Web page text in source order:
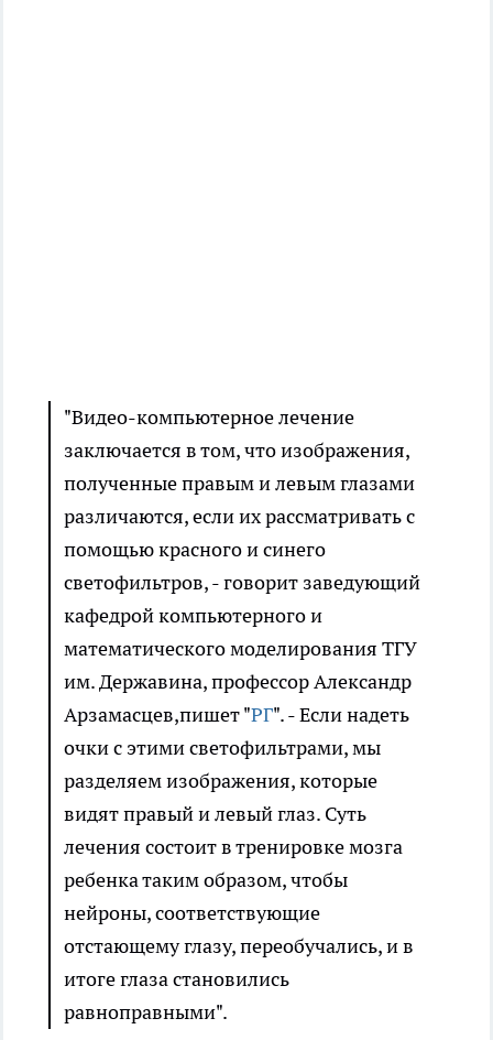
"Видео-компьютерное лечение
заключается в том, что изображения,
полученные правым и левым глазами
различаются, если их рассматривать с
помощью красного и синего
светофильтров, - говорит заведующий
кафедрой компьютерного и
математического моделирования ТГУ
им. Державина, профессор Александр
Арзамасцев,пишет "РГ". - Если надеть
очки с этими светофильтрами, мы
разделяем изображения, которые
видят правый и левый глаз. Суть
лечения состоит в тренировке мозга
ребенка таким образом, чтобы
нейроны, соответствующие
отстающему глазу, переобучались, и в
итоге глаза становились
равноправными".